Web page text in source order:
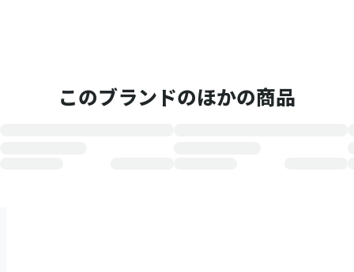
このブランドのほかの商品